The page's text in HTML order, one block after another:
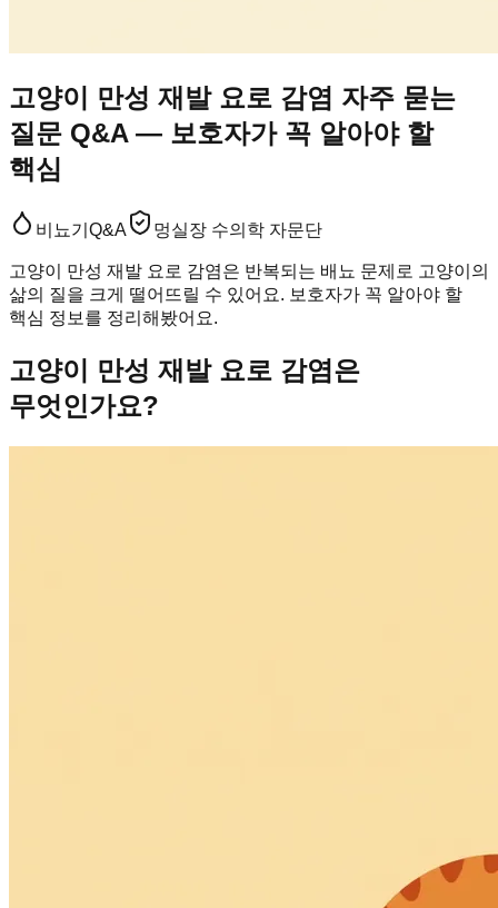
고양이 만성 재발 요로 감염 자주 묻는
질문 Q&A — 보호자가 꼭 알아야 할
핵심
비뇨기 Q&A 멍실장 수의학 자문단
고양이 만성 재발 요로 감염은 반복되는 배뇨 문제로 고양이의
삶의 질을 크게 떨어뜨릴 수 있어요. 보호자가 꼭 알아야 할
핵심 정보를 정리해봤어요.
고양이 만성 재발 요로 감염은
무엇인가요?